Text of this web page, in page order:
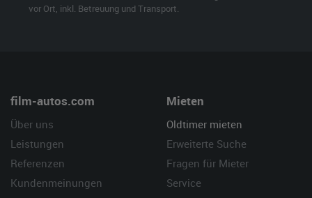
vor Ort, inkl. Betreuung und Transport.
film-autos.com
Über uns
Leistungen
Referenzen
Kundenmeinungen
Mieten
Oldtimer mieten
Erweiterte Suche
Fragen für Mieter
Service